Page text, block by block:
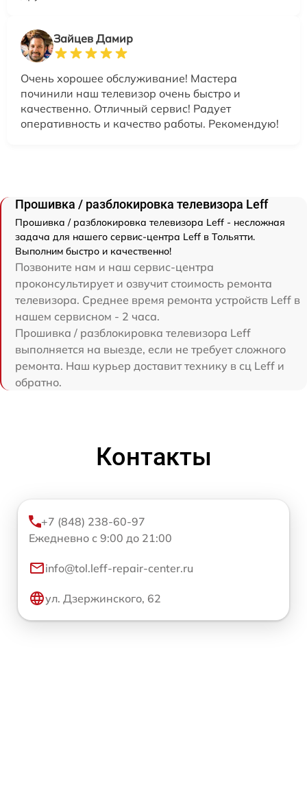
Зайцев Дамир
Очень хорошее обслуживание! Мастера
починили наш телевизор очень быстро и
качественно. Отличный сервис! Радует
оперативность и качество работы. Рекомендую!
Прошивка / разблокировка телевизора Leff
Прошивка / разблокировка телевизора Leff - несложная
задача для нашего сервис-центра Leff в Тольятти.
Выполним быстро и качественно!
Позвоните нам и наш сервис-центра
проконсультирует и озвучит стоимость ремонта
телевизора. Среднее время ремонта устройств Leff в
нашем сервисном - 2 часа.
Прошивка / разблокировка телевизора Leff
выполняется на выезде, если не требует сложного
ремонта. Наш курьер доставит технику в сц Leff и
обратно.
Контакты
+7 (848) 238-60-97
Ежедневно с 9:00 до 21:00
info@tol.leff-repair-center.ru
ул. Дзержинского, 62